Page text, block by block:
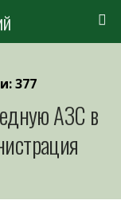
377
АЗС в